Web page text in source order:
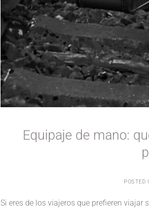
Equipaje de mano:
POSTED
Si eres de los viajeros que prefieren